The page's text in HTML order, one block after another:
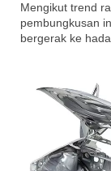
Mengikut trend
pembungkusan
bergerak ke